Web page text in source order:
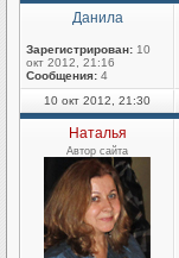
Данила
Зарегистрирован: 10
окт 2012, 21:16
Сообщения: 4
10 окт 2012, 21:30
Наталья
Автор сайта